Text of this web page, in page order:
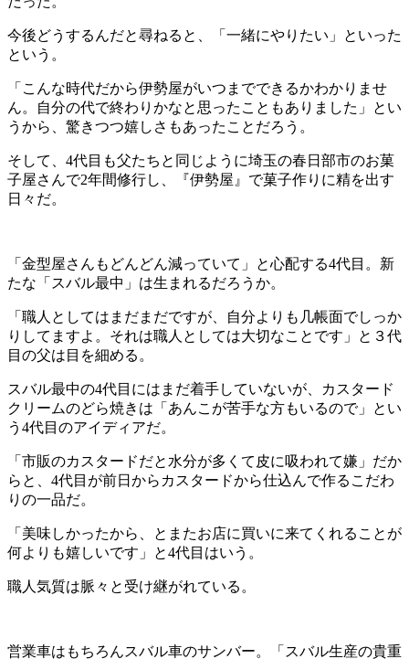
今後どうするんだと尋ねると、「一緒にやりたい」といった
という。
「こんな時代だから伊勢屋がいつまでできるかわかりませ
ん。自分の代で終わりかなと思ったこともありました」とい
うから、驚きつつ嬉しさもあったことだろう。
そして、4代目も父たちと同じように埼玉の春日部市のお菓
子屋さんで2年間修行し、『伊勢屋』で菓子作りに精を出す
日々だ。
「金型屋さんもどんどん減っていて」と心配する4代目。新
たな「スバル最中」は生まれるだろうか。
「職人としてはまだまだですが、自分よりも几帳面でしっか
りしてますよ。それは職人としては大切なことです」と３代
目の父は目を細める。
スバル最中の4代目にはまだ着手していないが、カスタード
クリームのどら焼きは「あんこが苦手な方もいるので」とい
う4代目のアイディアだ。
「市販のカスタードだと水分が多くて皮に吸われて嫌」だか
らと、4代目が前日からカスタードから仕込んで作るこだわ
りの一品だ。
「美味しかったから、とまたお店に買いに来てくれることが
何よりも嬉しいです」と4代目はいう。
職人気質は脈々と受け継がれている。
営業車はもちろんスバル車のサンバー。「スバル生産の貴重